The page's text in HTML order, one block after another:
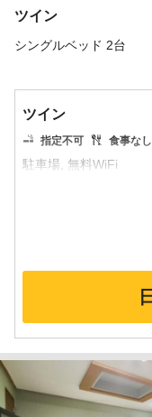
ツイン
シングルベッド 2台
ツイン
指定不可 食事なし